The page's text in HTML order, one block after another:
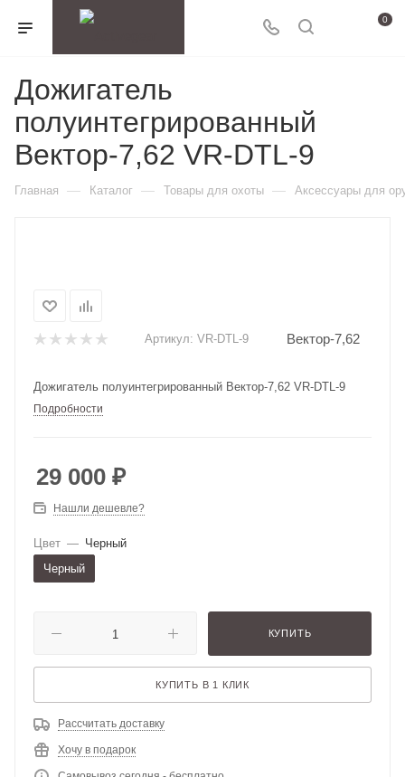
0
Дожигатель
полуинтегрированный
Вектор-7,62 VR-DTL-9
Главная — Каталог — Товары для охоты — Аксессуары для
Артикул: VR-DTL-9 Вектор-7,62
Дожигатель полуинтегрированный Вектор-7,62 VR-DTL-9
Подробности
29 000 ₽
Нашли дешевле?
Цвет — Черный
Черный
КУПИТЬ
КУПИТЬ В 1 КЛИК
Рассчитать доставку
Хочу в подарок